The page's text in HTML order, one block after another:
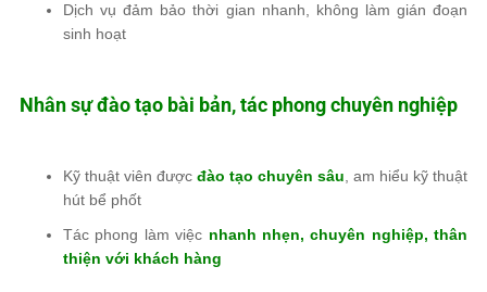
Dịch vụ đảm bảo thời gian nhanh, không làm gián đoạn
sinh hoạt
Nhân sự đào tạo bài bản, tác phong chuyên nghiệp
Kỹ thuật viên được đào tạo chuyên sâu , am hiểu kỹ thuật
hút bể phốt
Tác phong làm việc nhanh nhẹn, chuyên nghiệp, thân
thiện với khách hàng